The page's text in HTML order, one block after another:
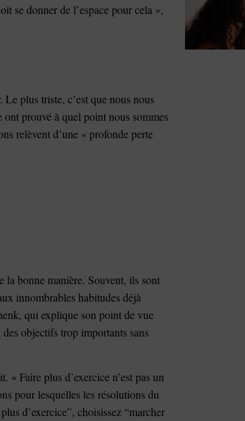
se donner de l’espace pour cela »,
plus triste, c’est que nous nous
ont prouvé à quel point nous sommes
relèvent d’une « profonde perte
la bonne manière. Souvent, ils sont
innombrables habitudes déjà
qui explique son point de vue
objectifs trop importants sans
Faire plus d’exercice n’est pas un
pour lesquelles les résolutions du
d’exercice”, choisissez “marcher